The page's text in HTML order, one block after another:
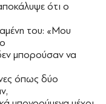
ότι ο
του: «Μου
μπορούσαν να
όπως δύο